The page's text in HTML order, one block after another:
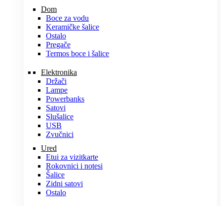
Dom
Boce za vodu
Keramičke šalice
Ostalo
Pregače
Termos boce i šalice
Elektronika
Držači
Lampe
Powerbanks
Satovi
Slušalice
USB
Zvučnici
Ured
Etui za vizitkarte
Rokovnici i notesi
Šalice
Zidni satovi
Ostalo